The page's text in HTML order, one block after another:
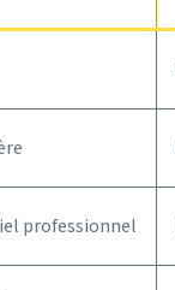
professionnel